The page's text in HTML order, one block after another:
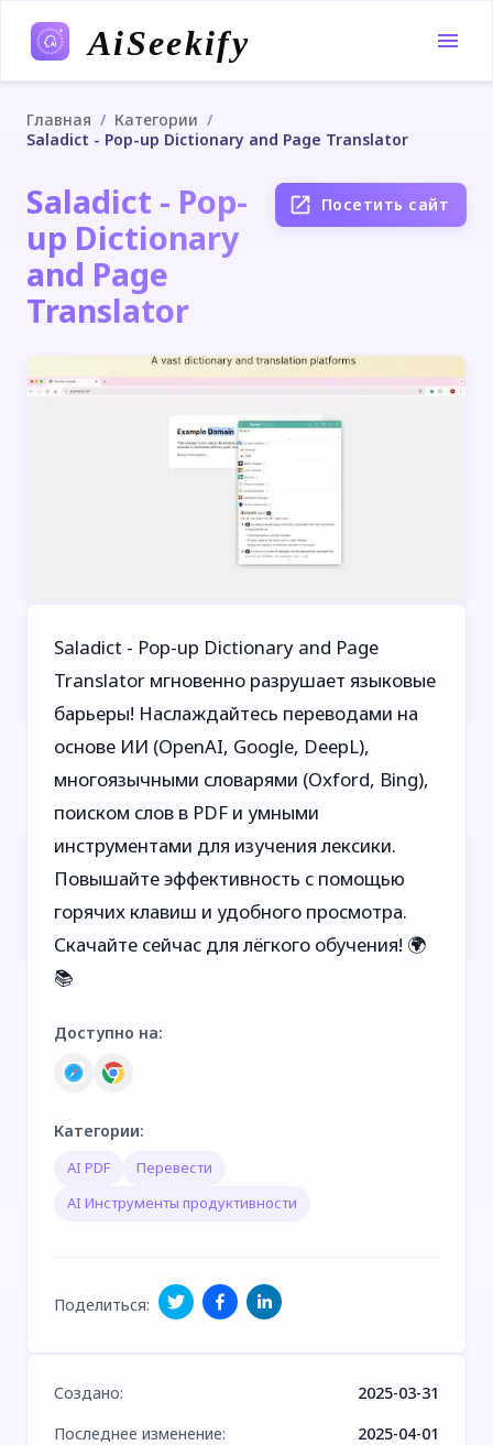
AiSeekify
Главная / Категории /
Saladict - Pop-up Dictionary and Page Translator
Saladict - Pop-
up Dictionary
and Page
Translator
Посетить сайт
Saladict - Pop-up Dictionary and Page
Translator мгновенно разрушает языковые
барьеры! Наслаждайтесь переводами на
основе ИИ (OpenAI, Google, DeepL),
многоязычными словарями (Oxford, Bing),
поиском слов в PDF и умными
инструментами для изучения лексики.
Повышайте эффективность с помощью
горячих клавиш и удобного просмотра.
Скачайте сейчас для лёгкого обучения! 🌍
📚
Доступно на:
Категории:
AI PDF
Перевести
AI Инструменты продуктивности
Поделиться:
Создано:
2025-03-31
Последнее изменение: 2025-04-01